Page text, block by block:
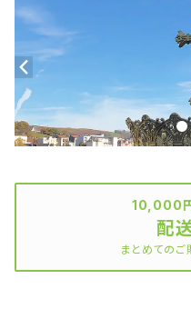
10,000
配
まとめての